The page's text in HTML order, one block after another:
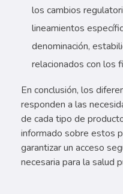
los cambios
lineamientos
denominación,
relacionados con los
En conclusión, los
responden a las
de cada tipo de
informado sobre estos
garantizar un acceso
necesaria para la salud